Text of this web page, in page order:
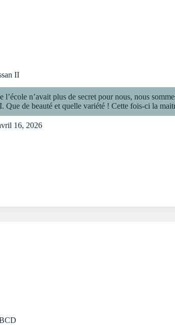
II
n’avait plus de secret pour nous, nous
Que de beauté et quelle variété ! Cette fois-ci la
16, 2026